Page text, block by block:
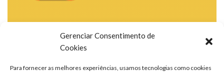
Gerenciar Consentimento de
Cookies
Para fornecer as melhores experiências, usamos tecnologias como cookies